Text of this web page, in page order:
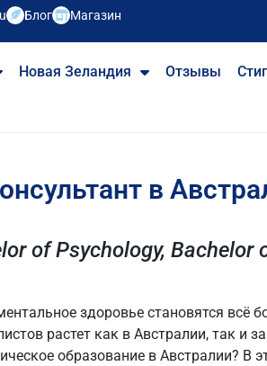
Блог Магазин
Новая Зеландия Отзывы
в
of Psychology, Bachelor
здоровье становятся всё
растет как в Австралии, так и
образование в Австралии?